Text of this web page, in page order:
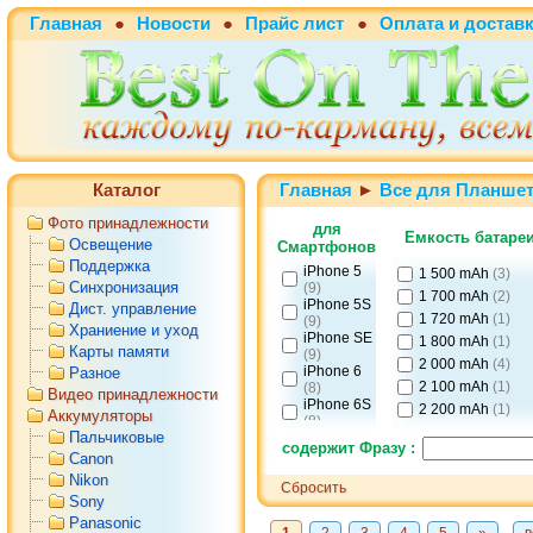
Главная ● Новости ● Прайс лист ● Оплата и
Каталог
Фото принадлежности
Освещение
Поддержка
Синхронизация
Дист. управление
Храниение и уход
Карты памяти
Разное
Видео принадлежности
Аккумуляторы
Пальчиковые
Canon
Nikon
Sony
Panasonic
Главная ► Все для
для
Смартфонов
Емкость
iPhone 5
(9)
iPhone 5S
(9)
iPhone SE
(9)
iPhone 6
(8)
iPhone 6S
(8)
plus(6)
iPhone 6S
plus(6)
iPhone 7
(5)
1 500 mAh (3)
1 700 mAh (2)
1 720 mAh (1)
1 800 mAh (1)
2 000 mAh (4)
2 100 mAh (1)
2 200 mAh (1)
2 500 mAh(2)
2 525 mAh(1)
2 600 mAh(1)
содержит Фразу :
Сбросить